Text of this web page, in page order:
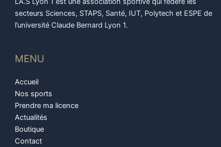
secteurs Sciences, STAPS, Santé, IUT, Polytech et ESPE de
l’université Claude Bernard Lyon 1.
MENU
Accueil
Nos sports
Prendre ma licence
Actualités
Boutique
Contact